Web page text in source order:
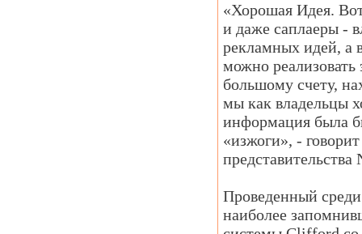
«Хорошая Идея.
и даже саплаеры -
рекламных идей, а
можно
большому счету,
мы как владельцы
информация была
«изжоги», -
представительства
Проведенный
наиболее